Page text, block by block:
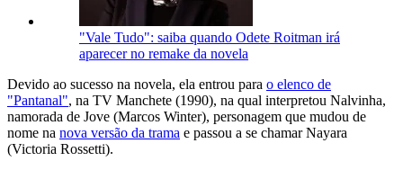
"Vale Tudo": saiba quando Odete Roitman irá
aparecer no remake da novela
Devido ao sucesso na novela, ela entrou para o elenco de
"Pantanal", na TV Manchete (1990), na qual interpretou Nalvinha,
namorada de Jove (Marcos Winter), personagem que mudou de
nome na nova versão da trama e passou a se chamar Nayara
(Victoria Rossetti).